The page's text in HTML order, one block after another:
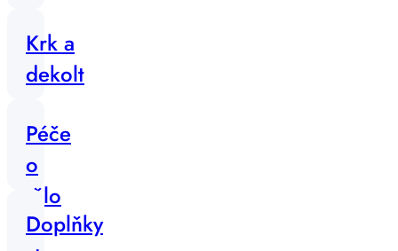
Krk a
dekolt
Péče
o
tělo
Doplňky